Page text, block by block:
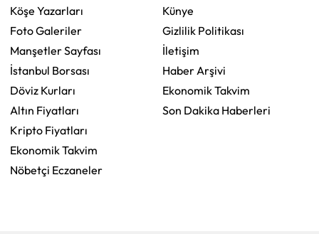
Köşe Yazarları
Foto Galeriler
Manşetler Sayfası
İstanbul Borsası
Döviz Kurları
Altın Fiyatları
Kripto Fiyatları
Ekonomik Takvim
Nöbetçi Eczaneler
Künye
Gizlilik Politikası
İletişim
Haber Arşivi
Ekonomik Takvim
Son Dakika Haberleri